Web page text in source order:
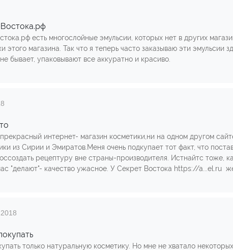
есть многослойные эмульсии, которых нет в других
этого магазина. Так что я теперь часто заказываю эти эмульсии
бывает, упаковывают все аккуратно и красиво.
интернет- магазин косметики,ни на одном другом
из Сирии и Эмиратов.Меня очень подкупает тот факт, что
рецептуру вне страны-производителя. Истнайтс тоже,
"делают"- качество ужасное. У Секрет Востока https://a...el.ru
только натуральную косметику. Но мне не хватало